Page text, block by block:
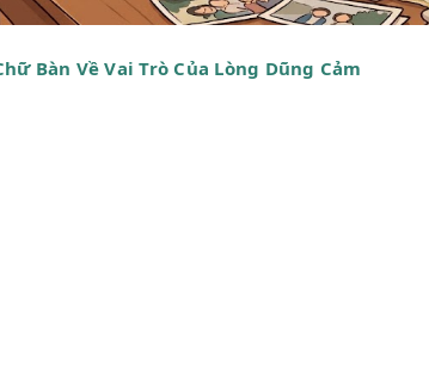
Bàn Về Vai Trò Của Lòng Dũng Cảm